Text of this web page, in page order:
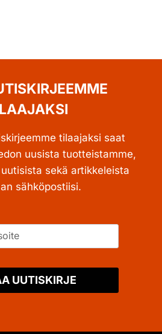
tilaajaksi saat
uusista tuotteistamme,
sekä artikkeleista
sähköpostiisi.
UUTISKIRJE